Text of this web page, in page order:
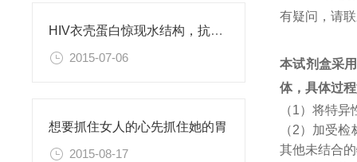
HIV衣壳蛋白惊现水结构，抗艾药物新思路
2015-07-06
想要抓住女人的心先抓住她的胃
2015-08-17
有疑问，请
本试剂盒采
体，具体过
（1）将特
（2）加受
其他未结合